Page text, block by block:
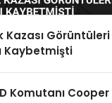
Kazası Görüntüleri
Kaybetmişti
Komutanı Cooper